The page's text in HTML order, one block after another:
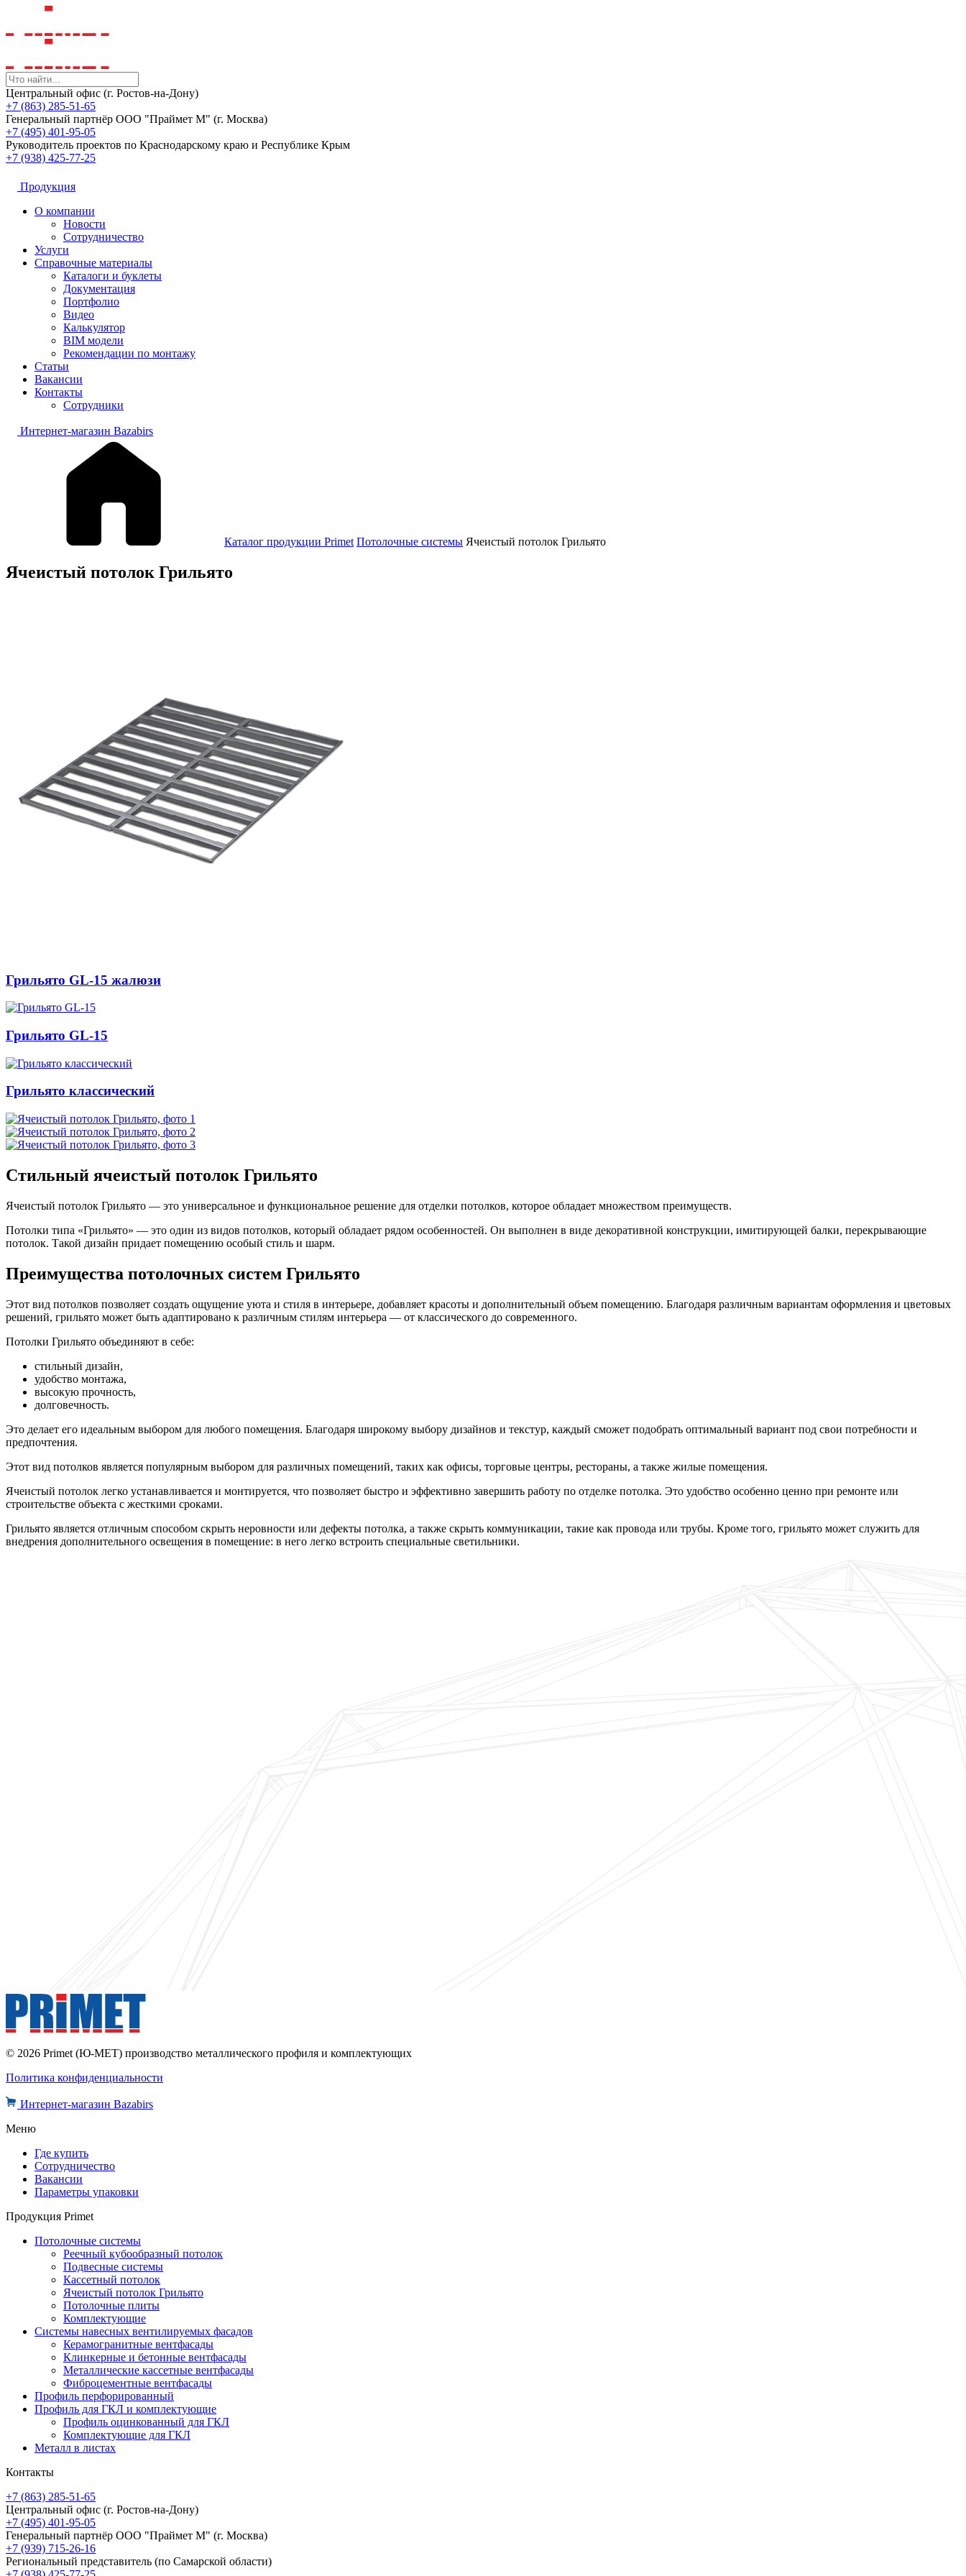
Центральный офис (г. Ростов-на-Дону)
+7 (863) 285-51-65
Генеральный партнёр ООО "Праймет М" (г. Москва)
+7 (495) 401-95-05
Руководитель проектов по Краснодарскому краю и Республике Крым
+7 (938) 425-77-25
Продукция
О компании
Новости
Сотрудничество
Услуги
Справочные материалы
Каталоги и буклеты
Документация
Портфолио
Видео
Калькулятор
BIM модели
Рекомендации по монтажу
Статьи
Вакансии
Контакты
Сотрудники
Интернет-магазин Bazabirs
Каталог продукции Primet Потолочные системы Ячеистый потолок Грильято
Ячеистый потолок Грильято
Грильято GL-15 жалюзи
Грильято GL-15
Грильято классический
Стильный ячеистый потолок Грильято
Ячеистый потолок Грильято — это универсальное и функциональное решение для отделки потолков, которое обладает множеством преимуществ.
Потолки типа «Грильято» — это один из видов потолков, который обладает рядом особенностей. Он выполнен в виде декоративной конструкции, имитирующей балки, перекрывающие
потолок. Такой дизайн придает помещению особый стиль и шарм.
Преимущества потолочных систем Грильято
Этот вид потолков позволяет создать ощущение уюта и стиля в интерьере, добавляет красоты и дополнительный объем помещению. Благодаря различным вариантам оформления и цветовых
решений, грильято может быть адаптировано к различным стилям интерьера — от классического до современного.
Потолки Грильято объединяют в себе:
стильный дизайн,
удобство монтажа,
высокую прочность,
долговечность.
Это делает его идеальным выбором для любого помещения. Благодаря широкому выбору дизайнов и текстур, каждый сможет подобрать оптимальный вариант под свои потребности и
предпочтения.
Этот вид потолков является популярным выбором для различных помещений, таких как офисы, торговые центры, рестораны, а также жилые помещения.
Ячеистый потолок легко устанавливается и монтируется, что позволяет быстро и эффективно завершить работу по отделке потолка. Это удобство особенно ценно при ремонте или
строительстве объекта с жесткими сроками.
Грильято является отличным способом скрыть неровности или дефекты потолка, а также скрыть коммуникации, такие как провода или трубы. Кроме того, грильято может служить для
внедрения дополнительного освещения в помещение: в него легко встроить специальные светильники.
© 2026 Primet (Ю-МЕТ) производство металлического профиля и комплектующих
Политика конфиденциальности
Интернет-магазин Bazabirs
Меню
Где купить
Сотрудничество
Вакансии
Параметры упаковки
Продукция Primet
Потолочные системы
Реечный кубообразный потолок
Подвесные системы
Кассетный потолок
Ячеистый потолок Грильято
Потолочные плиты
Комплектующие
Системы навесных вентилируемых фасадов
Керамогранитные вентфасады
Клинкерные и бетонные вентфасады
Металлические кассетные вентфасады
Фиброцементные вентфасады
Профиль перфорированный
Профиль для ГКЛ и комплектующие
Профиль оцинкованный для ГКЛ
Комплектующие для ГКЛ
Металл в листах
Контакты
+7 (863) 285-51-65
Центральный офис (г. Ростов-на-Дону)
+7 (495) 401-95-05
Генеральный партнёр ООО "Праймет М" (г. Москва)
+7 (939) 715-26-16
Региональный представитель (по Самарской области)